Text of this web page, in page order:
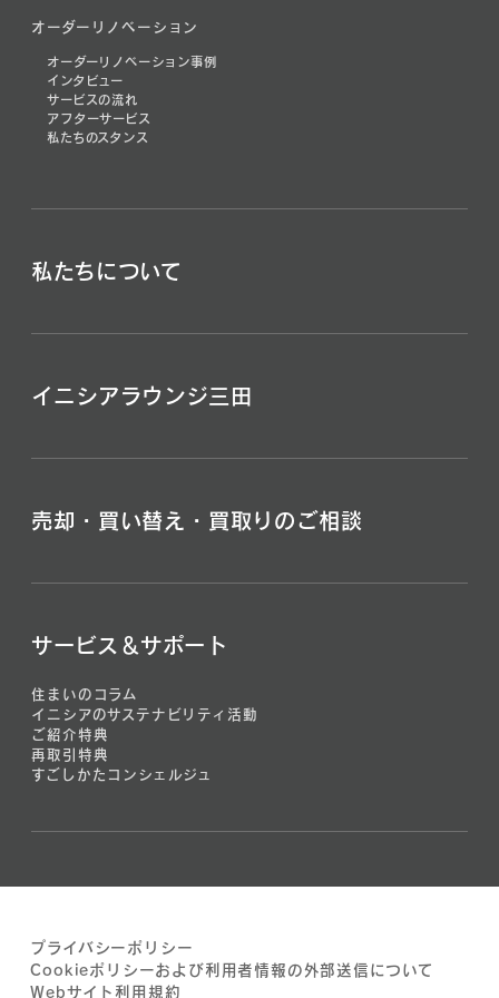
オーダーリノベーション
オーダーリノベーション事例
インタビュー
サービスの流れ
アフターサービス
私たちのスタンス
私たちについて
イニシアラウンジ三田
売却・買い替え・買取りのご相談
サービス＆サポート
住まいのコラム
イニシアのサステナビリティ活動
ご紹介特典
再取引特典
すごしかたコンシェルジュ
プライバシーポリシー
Cookieポリシーおよび利用者情報の外部送信について
Webサイト利用規約